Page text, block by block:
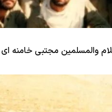
والمسلمین مجتبی خامنه ای